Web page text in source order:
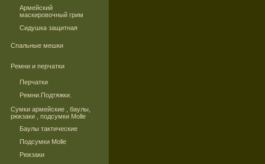
Армейский
маскировочный грим
Сидушка защитная
Спальные мешки
Ремни и перчатки
Перчатки
Ремни.Подтяжки.
Сумки армейские , баулы,
рюкзаки , подсумки Molle
Баулы тактические
Подсумки Molle
Рюкзаки